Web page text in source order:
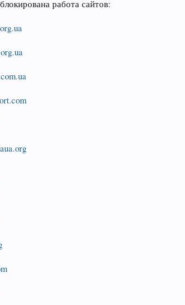
работа сайтов: